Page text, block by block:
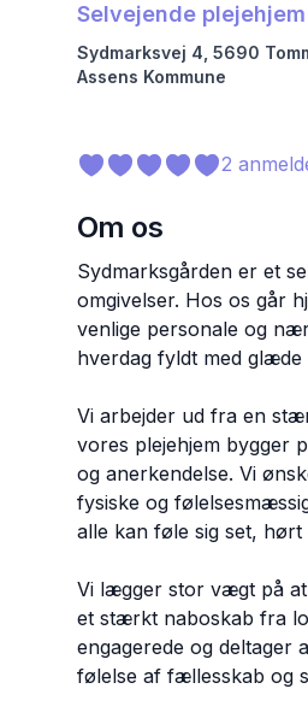
Selvejende plejehjem
Sydmarksvej 4 5690
Assens Kommune
2
Om os
Sydmarksgården er et
omgivelser. Hos os går
venlige personale og
hverdag fyldt med
Vi arbejder ud fra en
vores plejehjem bygger
og anerkendelse. Vi
fysiske og
alle kan føle sig set, hørt
Vi lægger stor vægt på at
et stærkt naboskab fra
engagerede og deltager
følelse af fællesskab og